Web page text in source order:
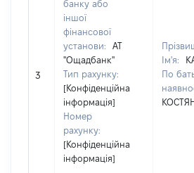
3
банку або
іншої
фінансової
установи:
АТ
"Ощадбанк"
Тип рахунку:
[Конфіденційна
інформація]
Номер
рахунку:
[Конфіденційна
інформація]
Ім'я:
По